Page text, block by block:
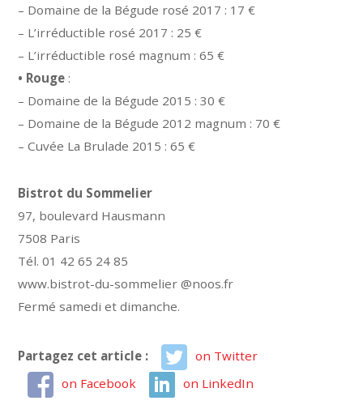
– Domaine de la Bégude rosé 2017 : 17 €
– L’irréductible rosé 2017 : 25 €
– L’irréductible rosé magnum : 65 €
• Rouge :
– Domaine de la Bégude 2015 : 30 €
– Domaine de la Bégude 2012 magnum : 70 €
– Cuvée La Brulade 2015 : 65 €
Bistrot du Sommelier
97, boulevard Hausmann
7508 Paris
Tél. 01 42 65 24 85
www.bistrot-du-sommelier @noos.fr
Fermé samedi et dimanche.
Partagez cet article :
on Twitter
on Facebook
on LinkedIn